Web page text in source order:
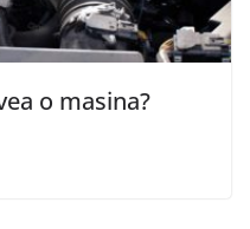
o masina?